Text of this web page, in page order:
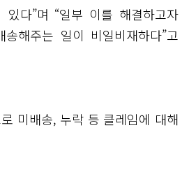
다”며 “일부 이를 해결하고자
해주는 일이 비일비재하다”고
미배송, 누락 등 클레임에 대해